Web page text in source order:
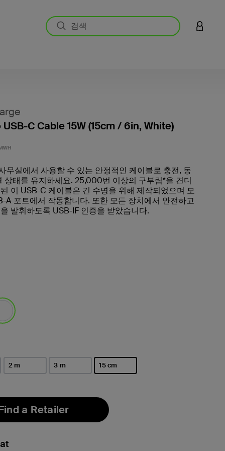
LOGIN
USB-C Cable 15W (15cm / 6in, White)
무실에서 사용할 수 있는 안정적인 케이블로 충전, 동
상태를 유지하세요. 25,000번 이상의 구부림*을 견디
이 USB-C 케이블은 긴 수명을 위해 제작되었으며 모
A 포트에서 작동합니다. 또한 모든 장치에서 안전하고
발휘하도록 USB-IF 인증을 받았습니다.
2 m 3 m 15 cm
a Retailer